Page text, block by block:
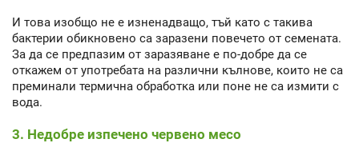
И това изобщо не е изненадващо, тъй като с такива
бактерии обикновено са заразени повечето от семената.
За да се предпазим от заразяване е по-добре да се
откажем от употребата на различни кълнове, които не са
преминали термична обработка или поне не са измити с
вода.
3. Недобре изпечено червено месо